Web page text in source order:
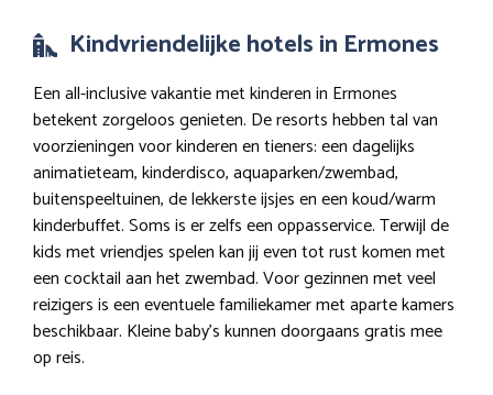
Kindvriendelijke hotels in Ermones
Een all-inclusive vakantie met kinderen in Ermones
betekent zorgeloos genieten. De resorts hebben tal van
voorzieningen voor kinderen en tieners: een dagelijks
animatieteam, kinderdisco, aquaparken/zwembad,
buitenspeeltuinen, de lekkerste ijsjes en een koud/warm
kinderbuffet. Soms is er zelfs een oppasservice. Terwijl de
kids met vriendjes spelen kan jij even tot rust komen met
een cocktail aan het zwembad. Voor gezinnen met veel
reizigers is een eventuele familiekamer met aparte kamers
beschikbaar. Kleine baby’s kunnen doorgaans gratis mee
op reis.